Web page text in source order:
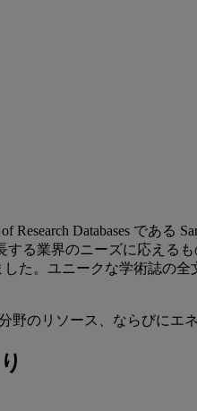
Research Databases である
長する業界のニーズに応え
た。ユニークな学術誌の
野のリソース、ならびにエ